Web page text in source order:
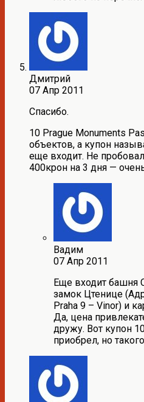
Дмитрий
07 Апр 2011
Спасибо.
10 Prague Monuments
объектов, а купон
еще входит. Не
400крон на 3 дня —
Вадим
07 Апр 2011
Еще входит башня
замок Цтенице
Praha 9 – Vinor) и
Да, цена
дружу. Вот купон
приобрел, но